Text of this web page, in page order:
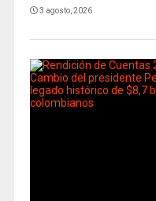
3 agosto, 2026